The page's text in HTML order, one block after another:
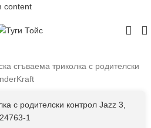
content
сгъваема триколка с родителски